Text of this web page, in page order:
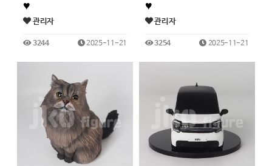
♥
관리자
3244 2025-11-21
♥
관리자
3254 2025-11-21